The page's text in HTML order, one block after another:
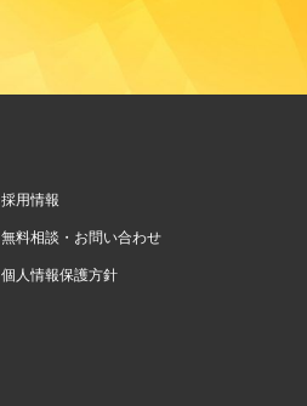
採用情報
無料相談・お問い合わせ
個人情報保護方針